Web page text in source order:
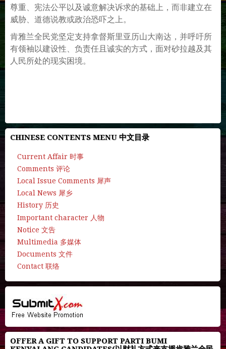
尊重、宪法公平以及诚意解决诉求的基础上，而非建立在
威胁、道德说教或政治恐吓之上。
肯雅兰全民党坚定支持拿督斯里亚历山大南达，并呼吁所
有领袖以建设性、负责任且诚实的方式，面对砂拉越及其
人民所处的现实困境。
CHINESE CONTENTS MENU 中文目录
Current Affair 时事
Comments 评论
Local Issue Comments 犀声
Local News 犀乡
History 历史
Important character 人物
Notice 文告
Multimedia 多媒体
Documents 文件
Contact 联络
OFFER A GIFT TO SUPPORT PARTI BUMI